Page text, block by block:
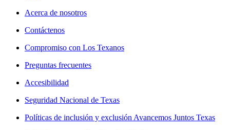
Acerca de nosotros
Contáctenos
Compromiso con Los Texanos
Preguntas frecuentes
Accesibilidad
Seguridad Nacional de Texas
Políticas de inclusión y exclusión Avancemos Juntos Texas